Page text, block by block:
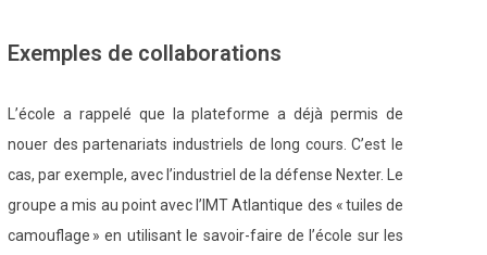
Exemples de collaborations
L’école a rappelé que la plateforme a déjà permis de
nouer des partenariats industriels de long cours. C’est le
cas, par exemple, avec l’industriel de la défense Nexter. Le
groupe a mis au point avec l’IMT Atlantique des « tuiles de
camouflage » en utilisant le savoir-faire de l’école sur les